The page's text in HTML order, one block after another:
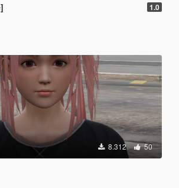
1.0
8.312 50